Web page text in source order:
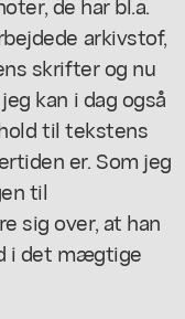
arkivstof,
skrifter og nu
kan i dag også
til tekstens
er. Som jeg
til
sig over, at han
i det mægtige